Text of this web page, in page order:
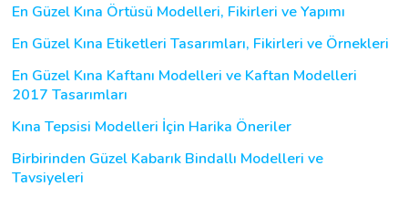
En Güzel Kına Örtüsü Modelleri, Fikirleri ve Yapımı
En Güzel Kına Etiketleri Tasarımları, Fikirleri ve Örnekleri
En Güzel Kına Kaftanı Modelleri ve Kaftan Modelleri
2017 Tasarımları
Kına Tepsisi Modelleri İçin Harika Öneriler
Birbirinden Güzel Kabarık Bindallı Modelleri ve
Tavsiyeleri